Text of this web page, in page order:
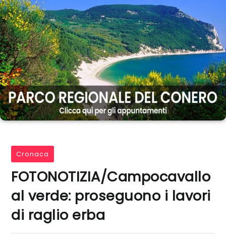
Cronaca
FOTONOTIZIA/Campocavallo
al verde: proseguono i lavori
di raglio erba